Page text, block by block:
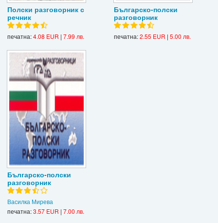
Регистрация
Полски разговорник с
речник
печатна:4.08 EUR | 7.99 лв.
Българско-полски
разговорник
печатна:2.55 EUR | 5.00 лв.
Българско-полски
разговорник
Василка Мирева
печатна:3.57 EUR | 7.00 лв.